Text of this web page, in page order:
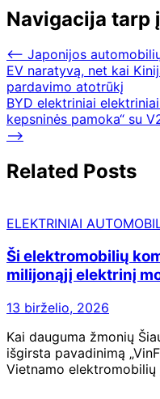
Navigacija tarp
⟵ Japonijos
EV naratyvą, net kai
pardavimo atotrūkį
BYD elektriniai
kepsninės pamoka“ su
⟶
Related Posts
ELEKTRINIAI
Ši elektromobilių
milijonąjį elektrinį
13 birželio, 2026
Kai dauguma žmonių
išgirsta pavadinimą
Vietnamo